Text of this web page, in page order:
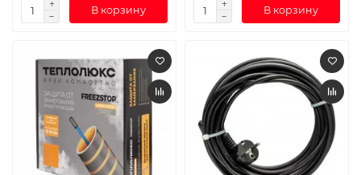
В корзину В корзину